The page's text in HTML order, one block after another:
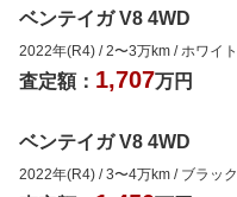
ベンテイガ V8 4WD
2022年(R4) /2〜3万km / ホワイト
査定額： 1,707万円
ベンテイガ V8 4WD
2022年(R4) /3〜4万km / ブラック